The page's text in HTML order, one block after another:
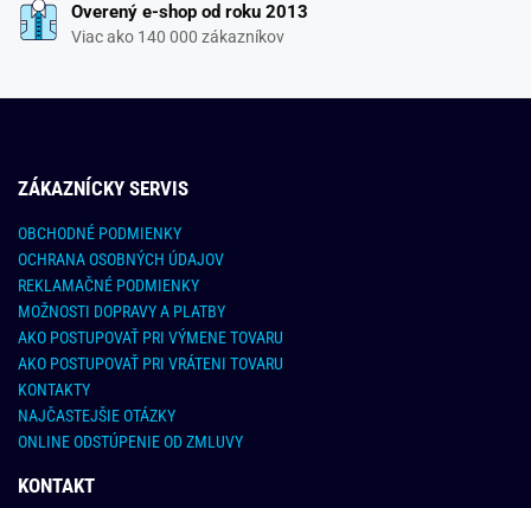
Overený e-shop od roku 2013
Viac ako 140 000 zákazníkov
ZÁKAZNÍCKY SERVIS
OBCHODNÉ PODMIENKY
OCHRANA OSOBNÝCH ÚDAJOV
REKLAMAČNÉ PODMIENKY
MOŽNOSTI DOPRAVY A PLATBY
AKO POSTUPOVAŤ PRI VÝMENE TOVARU
AKO POSTUPOVAŤ PRI VRÁTENI TOVARU
KONTAKTY
NAJČASTEJŠIE OTÁZKY
ONLINE ODSTÚPENIE OD ZMLUVY
KONTAKT